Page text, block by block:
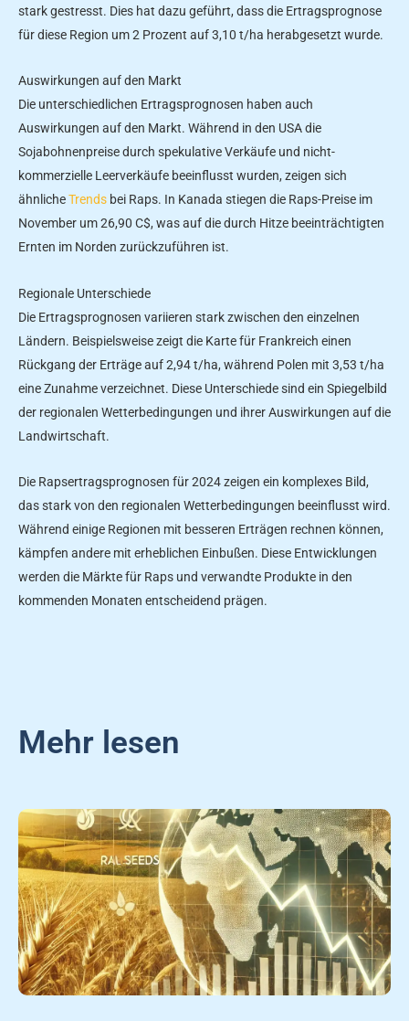
stark gestresst. Dies hat dazu geführt, dass die Ertragsprognose
für diese Region um 2 Prozent auf 3,10 t/ha herabgesetzt wurde.
Auswirkungen auf den Markt
Die unterschiedlichen Ertragsprognosen haben auch
Auswirkungen auf den Markt. Während in den USA die
Sojabohnenpreise durch spekulative Verkäufe und nicht-
kommerzielle Leerverkäufe beeinflusst wurden, zeigen sich
ähnlicheTrends bei Raps. In Kanada stiegen die Raps-Preise im
November um 26,90 C$, was auf die durch Hitze beeinträchtigten
Ernten im Norden zurückzuführen ist.
Regionale Unterschiede
Die Ertragsprognosen variieren stark zwischen den einzelnen
Ländern. Beispielsweise zeigt die Karte für Frankreich einen
Rückgang der Erträge auf 2,94 t/ha, während Polen mit 3,53 t/ha
eine Zunahme verzeichnet. Diese Unterschiede sind ein Spiegelbild
der regionalen Wetterbedingungen und ihrer Auswirkungen auf die
Landwirtschaft.
Die Rapsertragsprognosen für 2024 zeigen ein komplexes Bild,
das stark von den regionalen Wetterbedingungen beeinflusst wird.
Während einige Regionen mit besseren Erträgen rechnen können,
kämpfen andere mit erheblichen Einbußen. Diese Entwicklungen
werden die Märkte für Raps und verwandte Produkte in den
kommenden Monaten entscheidend prägen.
Mehr lesen